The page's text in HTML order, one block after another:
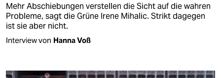
Mehr Abschiebungen verstellen die Sicht auf die wahren
Probleme, sagt die Grüne Irene Mihalic. Strikt dagegen
ist sie aber nicht.
Interview von Hanna Voß